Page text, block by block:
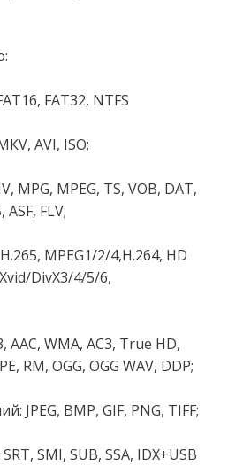
FАТ32, NТFS
АVI, ISО;
МРG, МРЕG, ТS, VОВ, DАТ,
FLV;
МРЕG1/2/4,Н.264, НD
DivХ3/4/5/6,
ААС, WМА, АС3, Тruе НD,
RМ, ОGG, ОGG WАV, DDР;
JРЕG, ВМР, GIF, РNG, ТIFF;
SМI, SUВ, SSА, IDХ+USВ